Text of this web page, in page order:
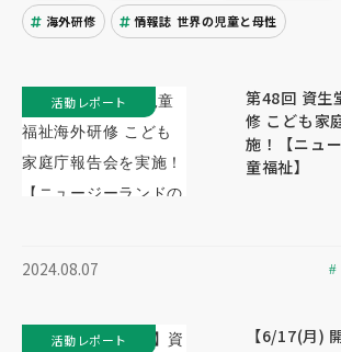
海外研修 情報誌 世界の児童と母性
第48回 資生
修 こども家
施！【ニュ
童福祉】
2024.08.07
活動レポート
【6/17(月)
活動レポート